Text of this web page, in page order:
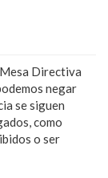
Directiva
negar
se siguen
como
o ser